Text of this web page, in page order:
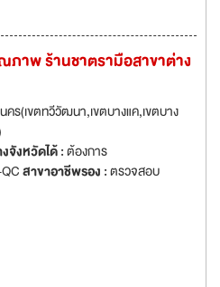
ภาพ ร้านชาตรามือสาขาต่าง
คร(เขตทวีวัฒนา,เขตบางแค,เขตบาง
จังหวัดได้ :ต้องการ
สาขาอาชีพรอง :ตรวจสอบ